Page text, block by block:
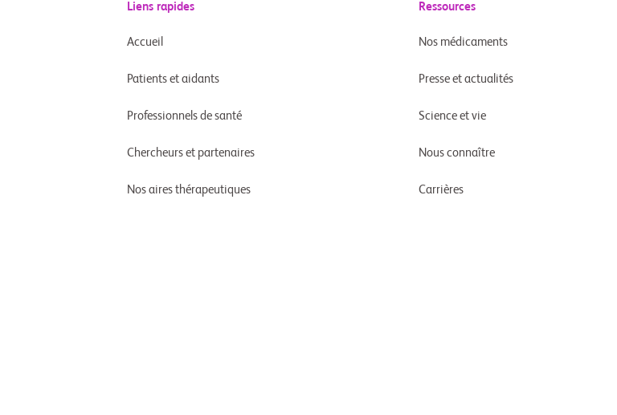
Liens rapides
Accueil
Patients et aidants
Professionnels de santé
Chercheurs et partenaires
Nos aires thérapeutiques
Ressources
Nos médicaments
Presse et actualités
Science et vie
Nous connaître
Carrières